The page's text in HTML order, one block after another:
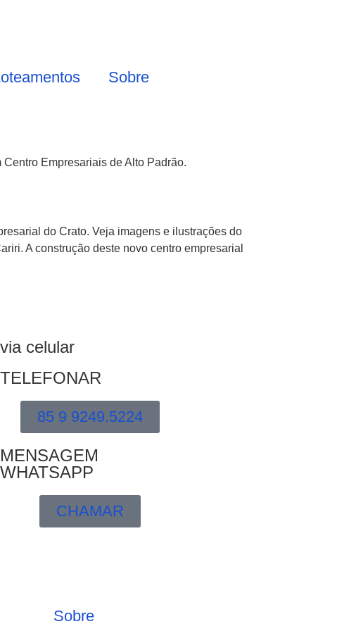
Sobre
Empresariais de Alto Padrão.
do Crato. Veja imagens e ilustrações do
A construção deste novo centro empresarial
via celular
TELEFONAR
85 9 9249.5224
MENSAGEM
WHATSAPP
CHAMAR
Sobre